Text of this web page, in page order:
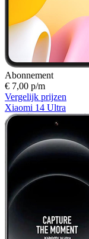
Abonnement
€ 7,00 p/m
Vergelijk prijzen
Xiaomi 14 Ultra